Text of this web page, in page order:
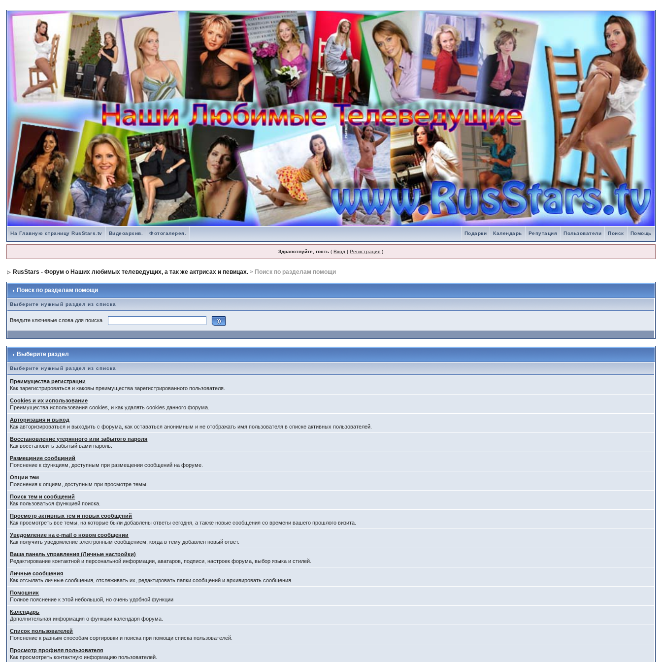
На Главную страницу RusStars.tv Помощь
Поиск
Пользователи
Репутация
Календарь
Подарки
Видеоархив. Фотогалерея.
Здравствуйте, гость (Вход |Регистрация )
RusStars - Форум о Наших любимых телеведущих, а так же актрисах и певицах. > Поиск по разделам помощи
Поиск по разделам помощи
Выберите нужный раздел из списка
Введите ключевые слова для поиска
Выберите раздел
Выберите нужный раздел из списка
Преимущества регистрации
Как зарегистрироваться и каковы преимущества зарегистрированного пользователя.
Cookies и их использование
Преимущества использования cookies, и как удалять cookies данного форума.
Авторизация и выход
Как авторизироваться и выходить с форума, как оставаться анонимным и не отображать имя пользователя в списке активных пользователей.
Восстановление утерянного или забытого пароля
Как восстановить забытый вами пароль.
Размещение сообщений
Пояснение к функциям, доступным при размещении сообщений на форуме.
Опции тем
Пояснения к опциям, доступным при просмотре темы.
Поиск тем и сообщений
Как пользоваться функцией поиска.
Просмотр активных тем и новых сообщений
Как просмотреть все темы, на которые были добавлены ответы сегодня, а также новые сообщения со времени вашего прошлого визита.
Уведомление на е-mail о новом сообщении
Как получить уведомление электронным сообщением, когда в тему добавлен новый ответ.
Ваша панель управления (Личные настройки)
Редактирование контактной и персональной информации, аватаров, подписи, настроек форума, выбор языка и стилей.
Личные сообщения
Как отсылать личные сообщения, отслеживать их, редактировать папки сообщений и архивировать сообщения.
Помошник
Полное пояснение к этой небольшой, но очень удобной функции
Календарь
Дополнительная информация о функции календаря форума.
Список пользователей
Пояснение к разным способам сортировки и поиска при помощи списка пользователей.
Просмотр профиля пользователя
Как просмотреть контактную информацию пользователей.